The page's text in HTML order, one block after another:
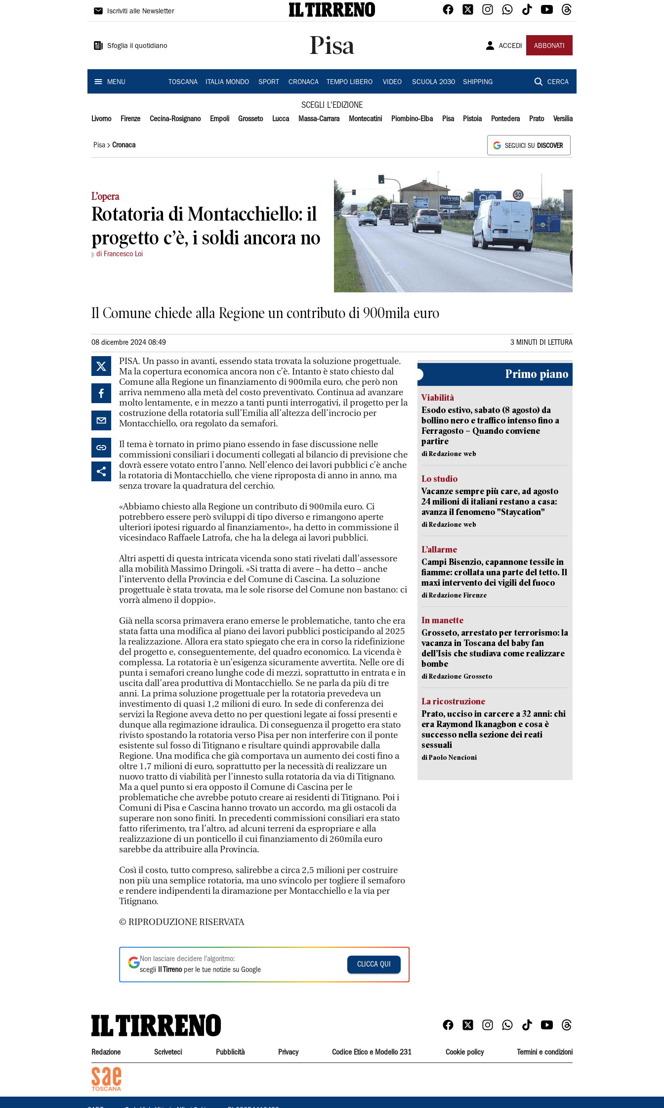
Il
Iscriviti alle Newsletter
Sfoglia il quotidiano Pisa ACCEDI ABBONATI
MENU TOSCANA ITALIA MONDO SPORT CRONACA TEMPO LIBERO VIDEO SCUOLA 2030 SHIPPING CERCA
SCEGLI L'EDIZIONE
Livorno Firenze Cecina-Rosignano Empoli Grosseto Lucca Massa-Carrara Montecatini Piombino-Elba Pisa Pistoia Pontedera Prato Versilia
Pisa Cronaca SEGUICI SU DISCOVER
L’opera
Rotatoria di Montacchiello: il
progetto c’è, i soldi ancora no
di Francesco Loi
Il Comune chiede alla Regione un contributo di 900mila euro
08 dicembre 2024 08:49 3 MINUTI DI LETTURA
PISA. Un passo in avanti, essendo stata trovata la soluzione progettuale.
Ma la copertura economica ancora non c’è. Intanto è stato chiesto dal
Comune alla Regione un finanziamento di 900mila euro, che però non
arriva nemmeno alla metà del costo preventivato. Continua ad avanzare
molto lentamente, e in mezzo a tanti punti interrogativi, il progetto per la
costruzione della rotatoria sull’Emilia all’altezza dell’incrocio per
Montacchiello, ora regolato da semafori.
Il tema è tornato in primo piano essendo in fase discussione nelle
commissioni consiliari i documenti collegati al bilancio di previsione che
dovrà essere votato entro l’anno. Nell’elenco dei lavori pubblici c’è anche
la rotatoria di Montacchiello, che viene riproposta di anno in anno, ma
senza trovare la quadratura del cerchio.
«Abbiamo chiesto alla Regione un contributo di 900mila euro. Ci
potrebbero essere però sviluppi di tipo diverso e rimangono aperte
ulteriori ipotesi riguardo al finanziamento», ha detto in commissione il
vicesindaco Raffaele Latrofa, che ha la delega ai lavori pubblici.
Altri aspetti di questa intricata vicenda sono stati rivelati dall’assessore
alla mobilità Massimo Dringoli. «Si tratta di avere – ha detto – anche
l’intervento della Provincia e del Comune di Cascina. La soluzione
progettuale è stata trovata, ma le sole risorse del Comune non bastano: ci
vorrà almeno il doppio».
Già nella scorsa primavera erano emerse le problematiche, tanto che era
stata fatta una modifica al piano dei lavori pubblici posticipando al 2025
la realizzazione. Allora era stato spiegato che era in corso la ridefinizione
del progetto e, conseguentemente, del quadro economico. La vicenda è
complessa. La rotatoria è un’esigenza sicuramente avvertita. Nelle ore di
punta i semafori creano lunghe code di mezzi, soprattutto in entrata e in
uscita dall’area produttiva di Montacchiello. Se ne parla da più di tre
anni. La prima soluzione progettuale per la rotatoria prevedeva un
investimento di quasi 1,2 milioni di euro. In sede di conferenza dei
servizi la Regione aveva detto no per questioni legate ai fossi presenti e
dunque alla regimazione idraulica. Di conseguenza il progetto era stato
rivisto spostando la rotatoria verso Pisa per non interferire con il ponte
esistente sul fosso di Titignano e risultare quindi approvabile dalla
Regione. Una modifica che già comportava un aumento dei costi fino a
oltre 1,7 milioni di euro, soprattutto per la necessità di realizzare un
nuovo tratto di viabilità per l’innesto sulla rotatoria da via di Titignano.
Ma a quel punto si era opposto il Comune di Cascina per le
problematiche che avrebbe potuto creare ai residenti di Titignano. Poi i
Comuni di Pisa e Cascina hanno trovato un accordo, ma gli ostacoli da
superare non sono finiti. In precedenti commissioni consiliari era stato
fatto riferimento, tra l’altro, ad alcuni terreni da espropriare e alla
realizzazione di un ponticello il cui finanziamento di 260mila euro
sarebbe da attribuire alla Provincia.
Così il costo, tutto compreso, salirebbe a circa 2,5 milioni per costruire
non più una semplice rotatoria, ma uno svincolo per togliere il semaforo
e rendere indipendenti la diramazione per Montacchiello e la via per
Titignano.
© RIPRODUZIONE RISERVATA
Non lasciare decidere l'algoritmo:
scegli
Il Tirrenoper le tue notizie su Google
CLICCA QUI
Primo piano
Viabilità
Esodo estivo, sabato (8 agosto) da
bollino nero e traffico intenso fino a
Ferragosto – Quando conviene
partire
di Redazione web
Lo studio
Vacanze sempre più care, ad agosto
24 milioni di italiani restano a casa:
avanza il fenomeno "Staycation"
di Redazione web
L’allarme
Campi Bisenzio, capannone tessile in
fiamme: crollata una parte del tetto. Il
maxi intervento dei vigili del fuoco
di Redazione Firenze
In manette
Grosseto, arrestato per terrorismo: la
vacanza in Toscana del baby fan
dell’Isis che studiava come realizzare
bombe
di Redazione Grosseto
La ricostruzione
Prato, ucciso in carcere a 32 anni: chi
era Raymond Ikanagbon e cosa è
successo nella sezione dei reati
sessuali
di Paolo Nencioni
Redazione Scriveteci Pubblicità Privacy Codice Etico e Modello 231 Cookie policy Termini e condizioni